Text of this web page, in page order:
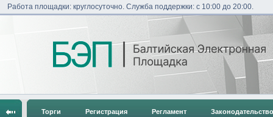
Работа площадки: круглосуточно. Служба поддержки: с 10:00 до 20:00.
Торги Регистрация Регламент Законодательство